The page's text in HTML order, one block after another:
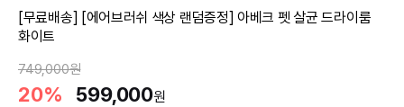
[무료배송] [에어브러쉬 색상 랜덤증정] 아베크 펫 살균 드라이룸
화이트
749,000원
20% 599,000원